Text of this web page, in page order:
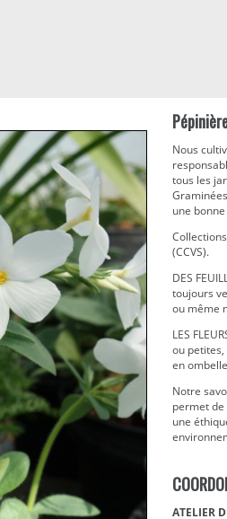
Nous
tous les
une
(CCVS).
DES
toujours
ou même
LES
ou
en
Notre
permet de
une
ATELIER